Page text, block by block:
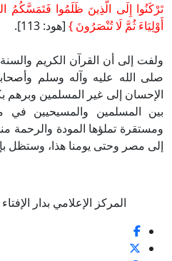
إِلَى الَّذِينَ ظَلَمُوا فَتَمَسَّكُمُ
ثُمَّ لَا تُنْصَرُونَ }[هود: 113].
إلى أن القرآن الكريم والسنة
الله عليه وآله وسلم
إلى غير المسلمين وبرهم بكل
المسلمين والمسيحيين في
تملؤها المودة والرحمة
مصر وحتى يومنا هذا، وستظل بإذن
المركز الإعلامي بدار الإفتاء المصرية